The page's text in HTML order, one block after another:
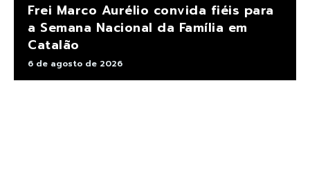
Frei Marco Aurélio convida fiéis para
a Semana Nacional da Família em
Catalão
6 de agosto de 2026